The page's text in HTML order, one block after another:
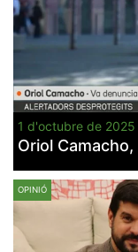
1 d'octubre de 2025
Oriol
OPINIÓ